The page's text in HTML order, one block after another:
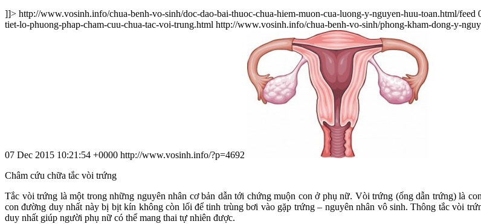
]]> http://www.vosinh.info/chua-benh-vo-sinh/doc-dao-bai-thuoc-chua-hiem-muon-cua-luong-y-nguyen-huu-toan.html/feed
tiet-lo-phuong-phap-cham-cuu-chua-tac-voi-trung.html http://www.vosinh.info/chua-benh-vo-sinh/phong-kham-dong-y-
07 Dec 2015 10:21:54 +0000 http://www.vosinh.info/?p=4692
Châm cứu chữa tắc vòi trứng
Tắc vòi trứng là một trong những nguyên nhân cơ bản dẫn tới chứng muộn con ở phụ nữ. Vòi trứng (ống dẫn trứng) là
con đường duy nhất này bị bịt kín không còn lối để tinh trùng bơi vào gặp trứng – nguyên nhân vô sinh. Thông tắc vòi
duy nhất giúp người phụ nữ có thể mang thai tự nhiên được.